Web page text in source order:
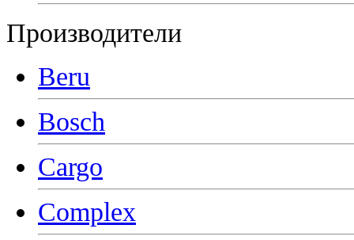
Производители
Beru
Bosch
Cargo
Complex